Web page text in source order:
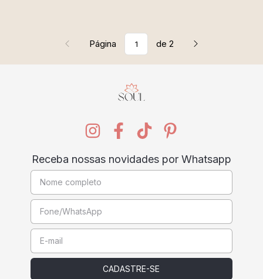
Página de 2
Receba nossas novidades por Whatsapp